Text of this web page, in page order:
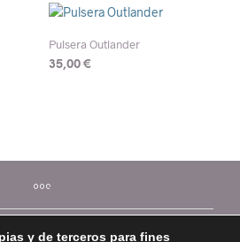
Pulsera Outlander
35,00 €
y de terceros para fines